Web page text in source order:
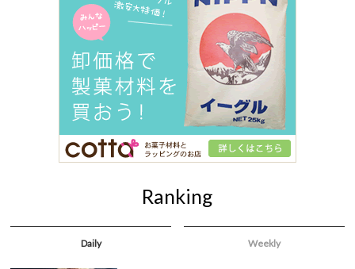
Ranking
Daily Weekly